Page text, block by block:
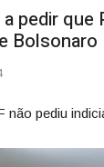
pedir que
Bolsonaro
não pediu